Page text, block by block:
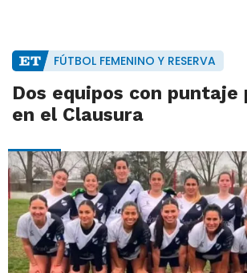
FÚTBOL FEMENINO Y RESERVA
Dos equipos con
en el Clausura